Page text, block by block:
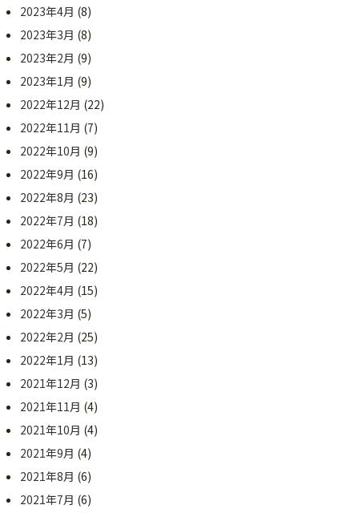
2023年4月 (8)
2023年3月 (8)
2023年2月 (9)
2023年1月 (9)
2022年12月 (22)
2022年11月 (7)
2022年10月 (9)
2022年9月 (16)
2022年8月 (23)
2022年7月 (18)
2022年6月 (7)
2022年5月 (22)
2022年4月 (15)
2022年3月 (5)
2022年2月 (25)
2022年1月 (13)
2021年12月 (3)
2021年11月 (4)
2021年10月 (4)
2021年9月 (4)
2021年8月 (6)
2021年7月 (6)